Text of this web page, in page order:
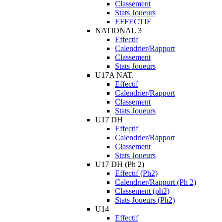
Classement
Stats Joueurs
EFFECTIF
NATIONAL 3
Effectif
Calendrier/Rapport
Classement
Stats Joueurs
U17A NAT.
Effectif
Calendrier/Rapport
Classement
Stats Joueurs
U17 DH
Effectif
Calendrier/Rapport
Classement
Stats Joueurs
U17 DH (Ph 2)
Effectif (Ph2)
Calendrier/Rapport (Ph 2)
Classement (ph2)
Stats Joueurs (Ph2)
U14
Effectif